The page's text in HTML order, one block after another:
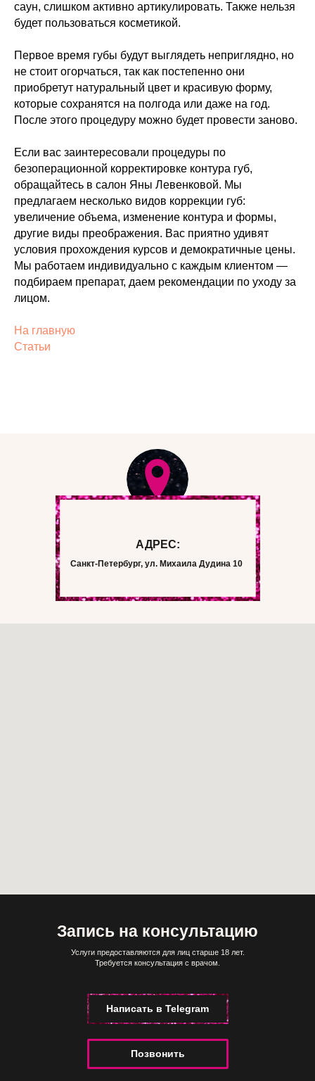
саун, слишком активно артикулировать. Также нельзя
будет пользоваться косметикой.
Первое время губы будут выглядеть неприглядно, но
не стоит огорчаться, так как постепенно они
приобретут натуральный цвет и красивую форму,
которые сохранятся на полгода или даже на год.
После этого процедуру можно будет провести заново.
Если вас заинтересовали процедуры по
безоперационной корректировке контура губ,
обращайтесь в салон Яны Левенковой. Мы
предлагаем несколько видов коррекции губ:
увеличение объема, изменение контура и формы,
другие виды преображения. Вас приятно удивят
условия прохождения курсов и демократичные цены.
Мы работаем индивидуально с каждым клиентом —
подбираем препарат, даем рекомендации по уходу за
лицом.
На главную
Статьи
Санкт-Петербург, ул. Михаила Дудина 10
АДРЕС:
Написать в Telegram
Запись на консультацию
Услуги предоставляются для лиц старше 18 лет.
Требуется консультация с врачом.
Позвонить